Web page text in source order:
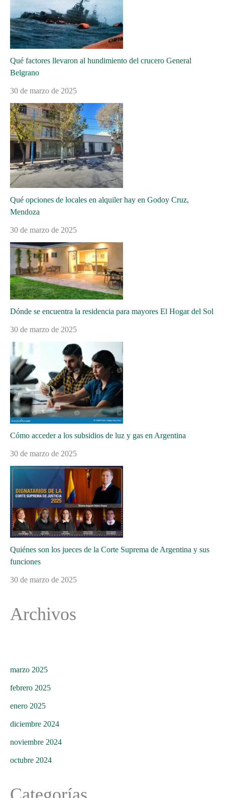
Qué factores llevaron al hundimiento del crucero General
Belgrano
30 de marzo de 2025
Qué opciones de locales en alquiler hay en Godoy Cruz,
Mendoza
30 de marzo de 2025
Dónde se encuentra la residencia para mayores El Hogar del Sol
30 de marzo de 2025
Cómo acceder a los subsidios de luz y gas en Argentina
30 de marzo de 2025
Quiénes son los jueces de la Corte Suprema de Argentina y sus
funciones
30 de marzo de 2025
Archivos
marzo 2025
febrero 2025
enero 2025
diciembre 2024
noviembre 2024
octubre 2024